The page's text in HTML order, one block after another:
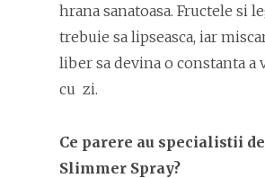
hrana sanatoasa. Fructele si
trebuie sa lipseasca, iar
liber sa devina o constanta a
cu zi.
Ce parere au specialistii
Slimmer Spray?